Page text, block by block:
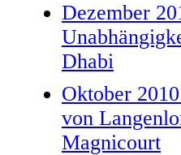
Dezember
Dhabi
Oktober
von
Magnicourt